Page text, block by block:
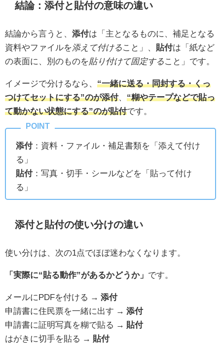
結論：添付と貼付の意味の違い
結論から言うと、 添付は「主となるものに、補足となる
資料やファイルを添えて付ける こと」、 貼付は「紙など
の表面に、別のものを貼り付けて固定する こと」です。
イメージで分けるなら、 “一緒に送る・同封する・くっ
つけてセットにする”のが添付、 “糊やテープなどで貼っ
て動かない状態にする”のが貼付です。
添付：資料・ファイル・補足書類を「添えて付け
る」
貼付：写真・切手・シールなどを「貼って付け
る」
添付と貼付の使い分けの違い
使い分けは、次の1点でほぼ迷わなくなります。
「実際に“貼る動作”があるかどうか」 です。
メールにPDFを付ける → 添付
申請書に住民票を一緒に出す → 添付
申請書に証明写真を糊で貼る → 貼付
はがきに切手を貼る → 貼付